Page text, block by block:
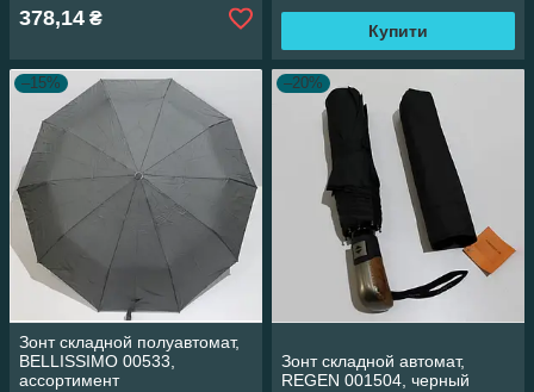
378,14 ₴
Купити
–15%
Зонт складной полуавтомат,
BELLISSIMO 00533,
ассортимент
–20%
Зонт складной автомат,
REGEN 001504, черный